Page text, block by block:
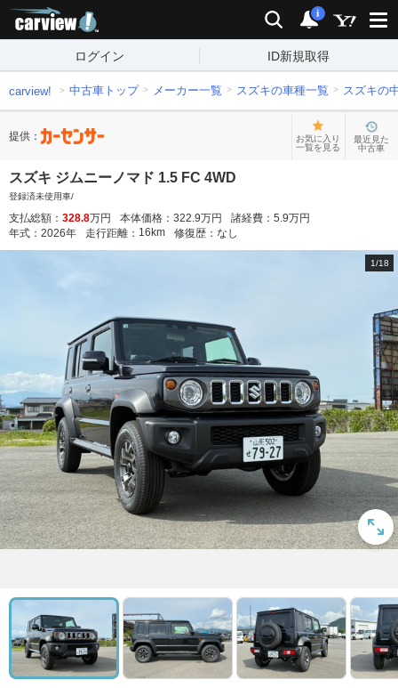
検索 通知
i
ログイン ID新規取得
carview! 中古車トップ メーカー一覧 スズキの車種一覧 スズキの
提供：
お気に入り
一覧を見る
最近見た
中古車
スズキ ジムニーノマド 1.5 FC 4WD
登録済未使用車/
支払総額： 328.8万円 本体価格： 322.9万円 諸経費： 5.9万円
年式： 2026年 走行距離： 16 km 修復歴： なし
1/18